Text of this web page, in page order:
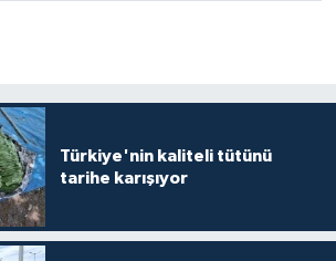
Türkiye'nin kaliteli tütünü
tarihe karışıyor